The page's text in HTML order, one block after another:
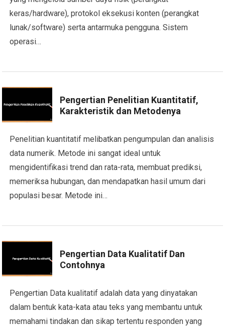
keras/hardware), protokol eksekusi konten (perangkat
lunak/software) serta antarmuka pengguna. Sistem
operasi…
Pengertian Penelitian Kuantitatif,
Karakteristik dan Metodenya
Penelitian kuantitatif melibatkan pengumpulan dan analisis
data numerik. Metode ini sangat ideal untuk
mengidentifikasi trend dan rata-rata, membuat prediksi,
memeriksa hubungan, dan mendapatkan hasil umum dari
populasi besar. Metode ini…
Pengertian Data Kualitatif Dan
Contohnya
Pengertian Data kualitatif adalah data yang dinyatakan
dalam bentuk kata-kata atau teks yang membantu untuk
memahami tindakan dan sikap tertentu responden yang